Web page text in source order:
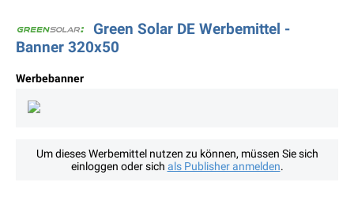
Green Solar DE Werbemittel -
Banner 320x50
Werbebanner
Um dieses Werbemittel nutzen zu können, müssen Sie sich
einloggen oder sich als Publisher anmelden.